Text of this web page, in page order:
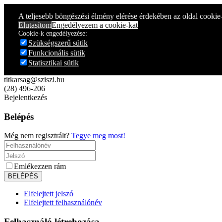
A teljesebb böngészési élmény elérése érdekében az oldal
ElutasítomEngedélyezem a cookie-kat
Cookie-k engedélyezése:
Szükségszerű sütik
Funkcionális sütik
Statisztikai sütik
titkarsag@sziszi.hu
(28) 496-206
Bejelentkezés
Belépés
Még nem regisztrált? Tegye meg most!
Emlékezzen rám
Elfelejtett jelszó
Elfelejtett felhasználónév